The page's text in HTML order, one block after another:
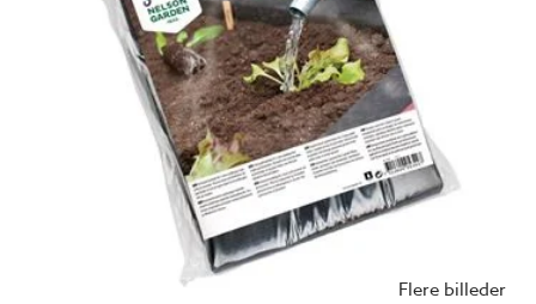
Flere billeder